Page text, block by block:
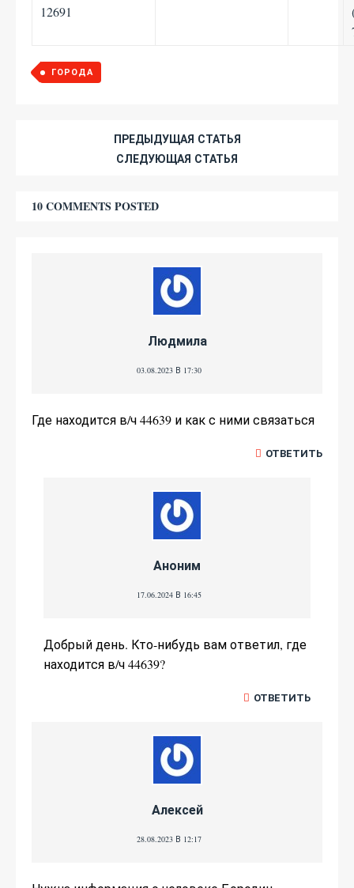
12691
ГОРОДА
ПРЕДЫДУЩАЯ СТАТЬЯ
СЛЕДУЮЩАЯ СТАТЬЯ
10 COMMENTS POSTED
Людмила
03.08.2023 В 17:30
Где находится в/ч 44639 и как с ними связаться
ОТВЕТИТЬ
Аноним
17.06.2024 В 16:45
Добрый день. Кто-нибудь вам ответил, где
находится в/ч 44639?
ОТВЕТИТЬ
Алексей
28.08.2023 В 12:17